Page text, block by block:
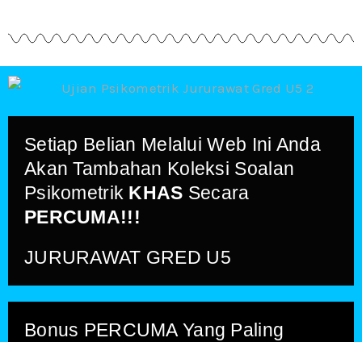
Setiap Belian Melalui Web Ini Anda
Akan Tambahan Koleksi Soalan
Psikometrik KHAS Secara
PERCUMA!!!
JURURAWAT GRED U5
Bonus PERCUMA Yang Paling